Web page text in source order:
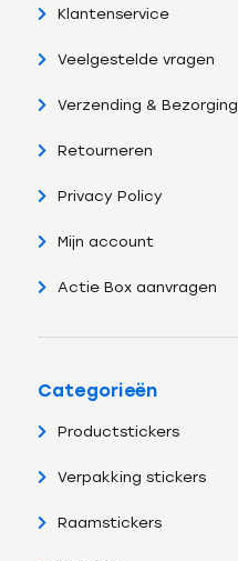
Klantenservice
Veelgestelde vragen
Verzending & Bezorging
Retourneren
Privacy Policy
Mijn account
Actie Box aanvragen
Categorieën
Productstickers
Verpakking stickers
Raamstickers